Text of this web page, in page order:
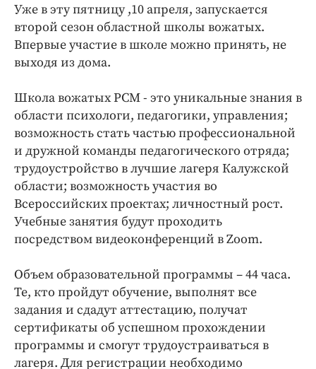
Экономика и бизнес
Блоги
Интересное чтиво
Клиника года
Бренд года
Работодатель года
Уже в эту пятницу ,10 апреля, запускается
второй сезон областной школы вожатых.
Впервые участие в школе можно принять, не
выходя из дома.
Школа вожатых РСМ - это уникальные знания в
области психологи, педагогики, управления;
возможность стать частью профессиональной
и дружной команды педагогического отряда;
трудоустройство в лучшие лагеря Калужской
области; возможность участия во
Всероссийских проектах; личностный рост.
Учебные занятия будут проходить
посредством видеоконференций в Zoom.
Объем образовательной программы – 44 часа.
Те, кто пройдут обучение, выполнят все
задания и сдадут аттестацию, получат
сертификаты об успешном прохождении
программы и смогут трудоустраиваться в
лагеря. Для регистрации необходимо